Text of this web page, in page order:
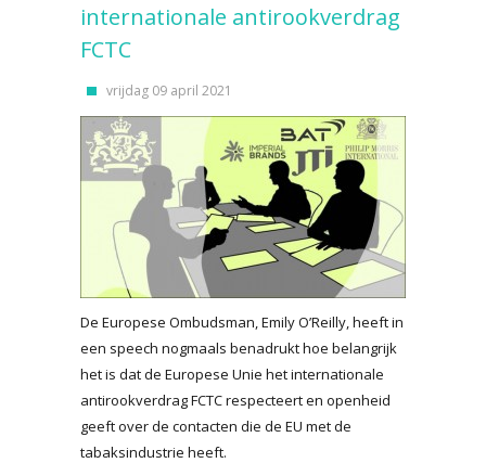
internationale antirookverdrag
FCTC
vrijdag 09 april 2021
De Europese Ombudsman, Emily O’Reilly, heeft in
een speech nogmaals benadrukt hoe belangrijk
het is dat de Europese Unie het internationale
antirookverdrag FCTC respecteert en openheid
geeft over de contacten die de EU met de
tabaksindustrie heeft.